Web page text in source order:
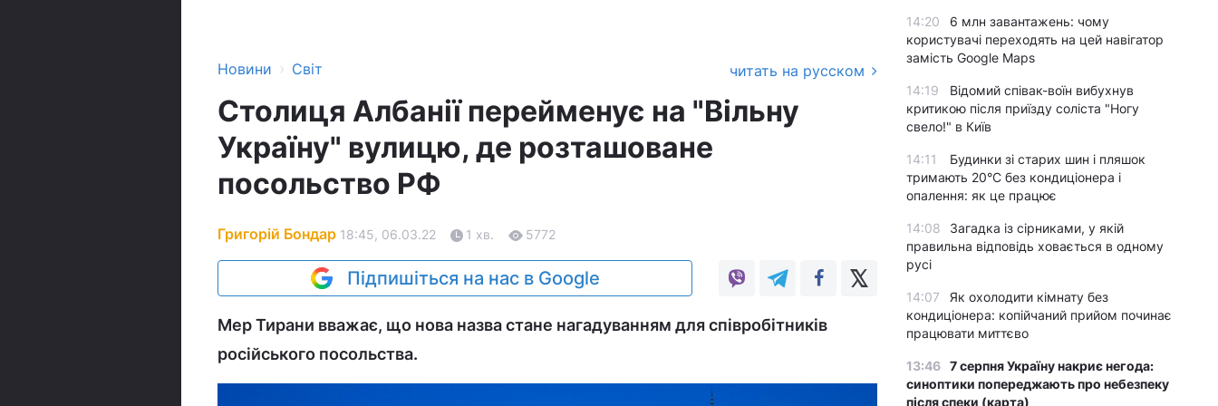
Новини › Світ читать на русском
Столиця Албанії перейменує на "Вільну
Україну" вулицю, де розташоване
посольство РФ
Григорій Бондар 18:45, 06.03.22 1 хв. 5772
Підпишіться на нас в Google
Мер Тирани вважає, що нова назва стане нагадуванням для співробітників
російського посольства.
14:20
6 млн завантажень: чому
користувачі переходять на цей навігатор
замість Google Maps
14:19
Відомий співак-воїн вибухнув
критикою після приїзду соліста "Ногу
свело!" в Київ
14:11
Будинки зі старих шин і пляшок
тримають 20°C без кондиціонера і
опалення: як це працює
14:08
Загадка із сірниками, у якій
правильна відповідь ховається в одному
русі
14:07
Як охолодити кімнату без
кондиціонера: копійчаний прийом починає
працювати миттєво
13:46 7 серпня Україну накриє негода:
синоптики попереджають про небезпеку
після спеки (карта)